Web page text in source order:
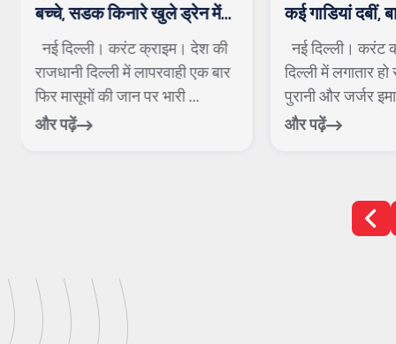
कई गाडियां दबीं, बाल-बाल बची
बुजुर्ग की जान
नई दिल्ली। करंट क्राइम।राजधानी
दिल्ली में लगातार हो रही बारिश के बीच
पुरानी और जर्जर इमारतें ...
और पढ़ें
बुरी तरह पिटाई
नोएडा। करंट
कस्बे में मामूली विवाद
और उनके बेटे के
और पढ़ें